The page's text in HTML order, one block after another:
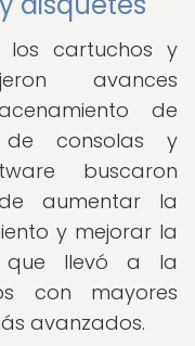
cartuchos y
avances
de
de consolas y
buscaron
aumentar la
y mejorar la
que llevó a la
con mayores
avanzados.